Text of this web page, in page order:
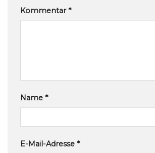
Kommentar*
Name *
E-Mail-Adresse *